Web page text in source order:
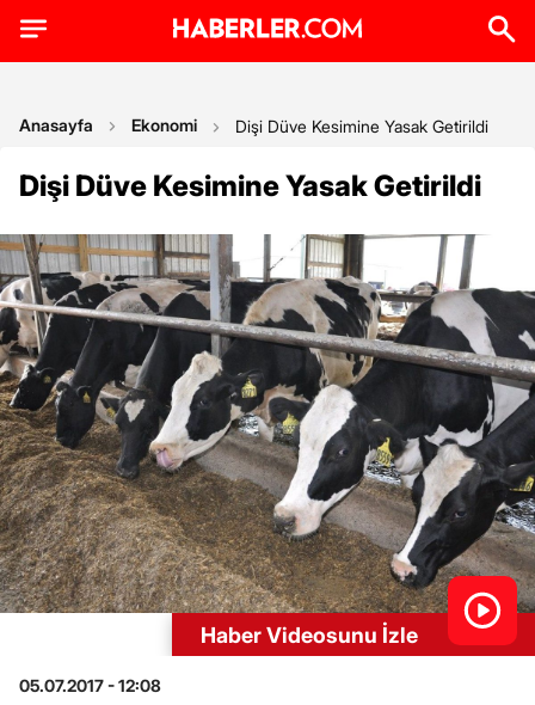
Anasayfa Ekonomi Dişi Düve Kesimine Yasak Getirildi
Dişi Düve Kesimine Yasak Getirildi
Haber Videosunu İzle
05.07.2017 - 12:08